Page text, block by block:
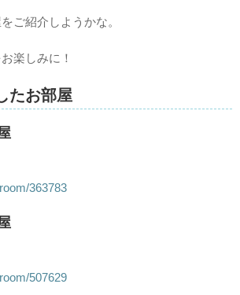
ご紹介しようかな。
楽しみに！
たお部屋
363783
507629